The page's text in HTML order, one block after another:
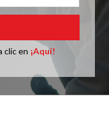
clic en ¡Aquí!